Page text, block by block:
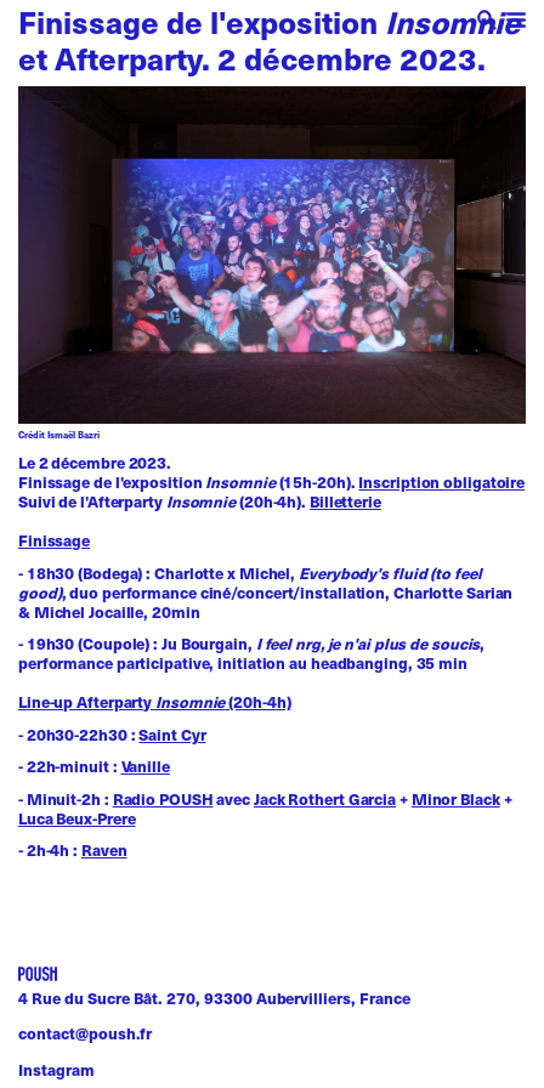
Finissage de l'exposition Insomnie
et Afterparty. 2 décembre 2023.
Crédit Ismaël Bazri
Le 2 décembre 2023.
Finissage de l'exposition Insomnie(15h-20h). Inscription obligatoire
Suivi de l'Afterparty Insomnie(20h-4h). Billetterie
Finissage
- 18h30 (Bodega) : Charlotte x Michel, Everybody's fluid (to feel
good), duo performance ciné/concert/installation, Charlotte Sarian
& Michel Jocaille, 20min
- 19h30 (Coupole) : Ju Bourgain, I feel nrg, je n'ai plus de soucis,
performance participative, initiation au headbanging, 35 min
Line-up Afterparty Insomnie(20h-4h)
- 20h30-22h30 :Saint Cyr
- 22h-minuit : Vanille
- Minuit-2h : Radio POUSHavecJack Rothert Garcia+ Minor Black+
Luca Beux-Prere
- 2h-4h : Raven
4 Rue du Sucre Bât. 270, 93300 Aubervilliers, France
contact@poush.fr
Instagram